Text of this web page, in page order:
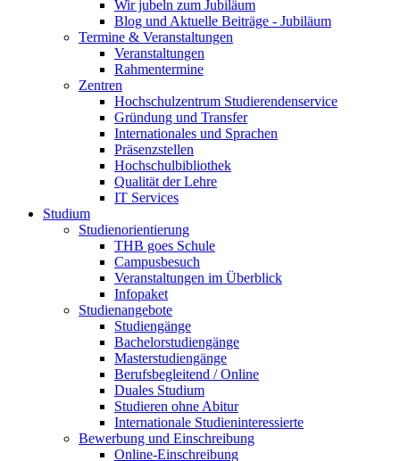
Wir jubeln zum Jubiläum
Blog und Aktuelle Beiträge - Jubiläum
Termine & Veranstaltungen
Veranstaltungen
Rahmentermine
Zentren
Hochschulzentrum Studierendenservice
Gründung und Transfer
Internationales und Sprachen
Präsenzstellen
Hochschulbibliothek
Qualität der Lehre
IT Services
Studium
Studienorientierung
THB goes Schule
Campusbesuch
Veranstaltungen im Überblick
Infopaket
Studienangebote
Studiengänge
Bachelorstudiengänge
Masterstudiengänge
Berufsbegleitend / Online
Duales Studium
Studieren ohne Abitur
Internationale Studieninteressierte
Bewerbung und Einschreibung
Online-Einschreibung